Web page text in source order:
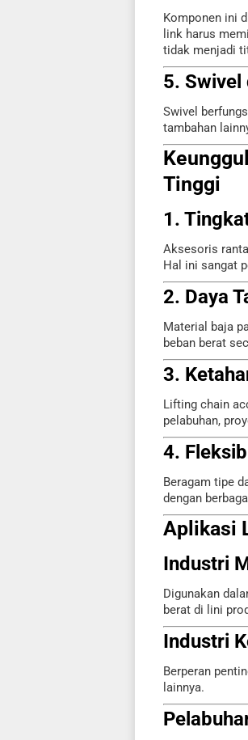
Komponen ini
link harus
tidak menjadi
5. Swivel
Swivel
tambahan
Tinggi
1.
Aksesoris
Hal ini sangat
2. Daya
Material baja
beban berat
3.
Lifting chain
pelabuhan,
4.
Beragam tipe
dengan
Aplikasi
Industri
Digunakan
berat di lini
Industri
Berperan
lainnya.